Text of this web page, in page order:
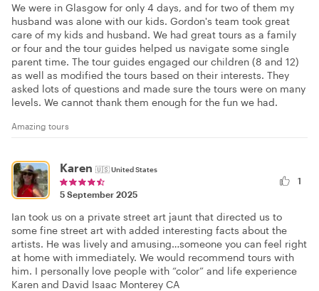
We were in Glasgow for only 4 days, and for two of them my
husband was alone with our kids. Gordon's team took great
care of my kids and husband. We had great tours as a family
or four and the tour guides helped us navigate some single
parent time. The tour guides engaged our children (8 and 12)
as well as modified the tours based on their interests. They
asked lots of questions and made sure the tours were on many
levels. We cannot thank them enough for the fun we had.
Amazing tours
Karen 🇺🇸United States
5 September 2025
1
Ian took us on a private street art jaunt that directed us to
some fine street art with added interesting facts about the
artists. He was lively and amusing…someone you can feel right
at home with immediately. We would recommend tours with
him. I personally love people with “color” and life experience
Karen and David Isaac Monterey CA